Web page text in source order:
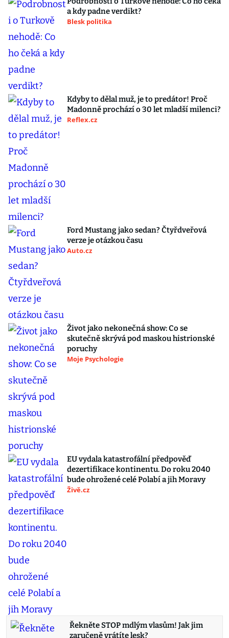
a kdy padne verdikt?
Blesk politika
Kdyby to dělal muž, je to predátor! Proč
Madonně prochází o 30 let mladší milenci?
Reflex.cz
Ford Mustang jako sedan? Čtyřdveřová
verze je otázkou času
Auto.cz
Život jako nekonečná show: Co se
skutečně skrývá pod maskou histrionské
poruchy
Moje Psychologie
EU vydala katastrofální předpověď
dezertifikace kontinentu. Do roku 2040
bude ohrožené celé Polabí a jih Moravy
Živě.cz
Řekněte STOP mdlým vlasům! Jak jim
zaručeně vrátíte lesk?